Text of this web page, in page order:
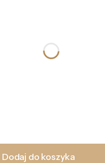
Dodaj do koszyka